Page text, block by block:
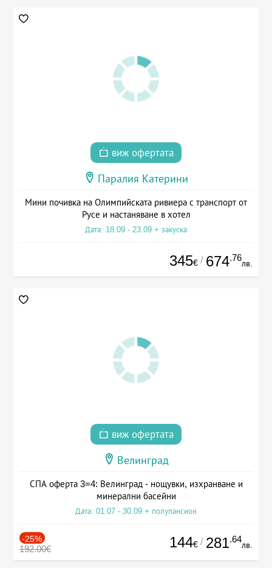
виж офертата
Паралия Катерини
Мини почивка на Олимпийската ривиера с транспорт от
Русе и настаняване в хотел
Дата: 18.09 - 23.09 + закуска
345€ / 674.76
лв.
виж офертата
Велинград
СПА оферта 3=4: Велинград - нощувки, изхранване и
минерални басейни
Дата: 01.07 - 30.09 + полупансион
-25%
192.00€ 144€ / 281.64
лв.